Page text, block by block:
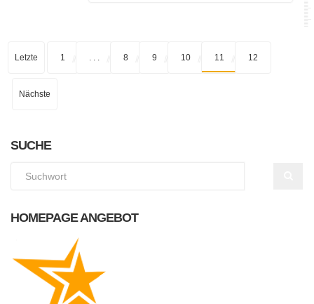
Letzte 1 8 9 10 11 12
Nächste
SUCHE
HOMEPAGE ANGEBOT